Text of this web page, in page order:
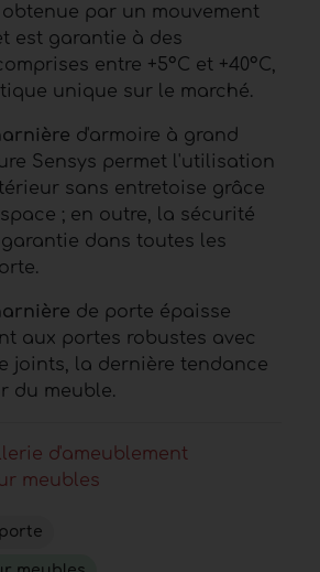
par un mouvement
est garantie à des
entre +5°C et +40°C,
unique sur le marché.
d'armoire à grand
Sensys permet l'utilisation
sans entretoise grâce
; en outre, la sécurité
dans toutes les
de porte épaisse
aux portes robustes avec
joints, la dernière tendance
du meuble.
d'ameublement
meubles